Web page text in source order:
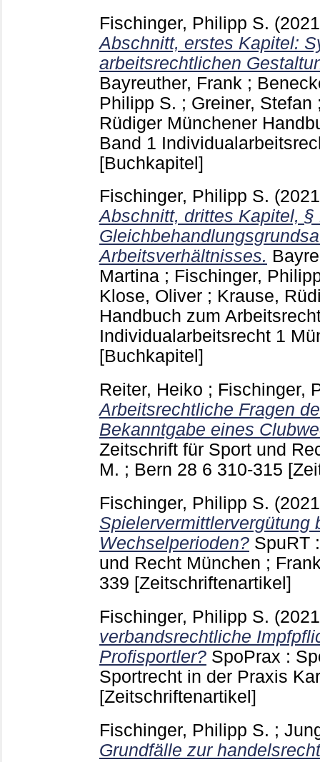
Fischinger, Philipp S.
Abschnitt, erstes Kapitel:
arbeitsrechtlichen
Bayreuther, Frank ;
Philipp S. ; Greiner, Stefan
Rüdiger Münchener
Band 1
[Buchkapitel]
Fischinger, Philipp S.
Abschnitt, drittes Kapitel, §
Arbeitsverhältnisses.
Martina ; Fischinger,
Klose, Oliver ; Krause,
Handbuch zum
Individualarbeitsrecht 1
[Buchkapitel]
Reiter, Heiko ; Fischinger,
Arbeitsrechtliche Fragen
Bekanntgabe eines
Zeitschrift für Sport und
M. ; Bern 28 6 310-315
Fischinger, Philipp S.
Spielervermittlervergütung
Wechselperioden? SpuRT
und Recht München ;
339 [Zeitschriftenartikel]
Fischinger, Philipp S.
verbandsrechtliche
Profisportler? SpoPrax :
Sportrecht in der Praxis
[Zeitschriftenartikel]
Fischinger, Philipp S. ;
Grundfälle zur